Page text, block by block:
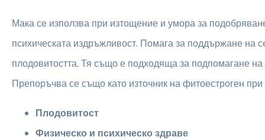
Мака се използва при изтощение и умора за
психическата издръжливост. Помага за поддържане на
плодовитостта. Тя също е подходяща за подпомагане
Препоръчва се също като източник на фитоестроген
Плодовитост
Физическо и психическо здраве